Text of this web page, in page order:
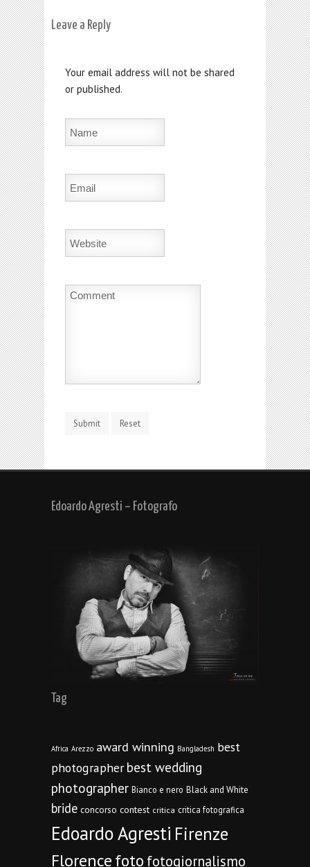
Leave a Reply
Your email address will not be shared
or published.
Edoardo Agresti – Fotografo
Tag
Africa Arezzo award winning Bangladesh best
photographer best wedding
photographer Bianco e nero Black and White
bride concorso contest critica critica fotografica
Edoardo Agresti Firenze
Florencefoto fotogiornalismo